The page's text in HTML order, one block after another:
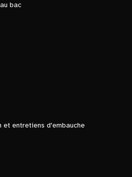
bac
et entretiens d'embauche